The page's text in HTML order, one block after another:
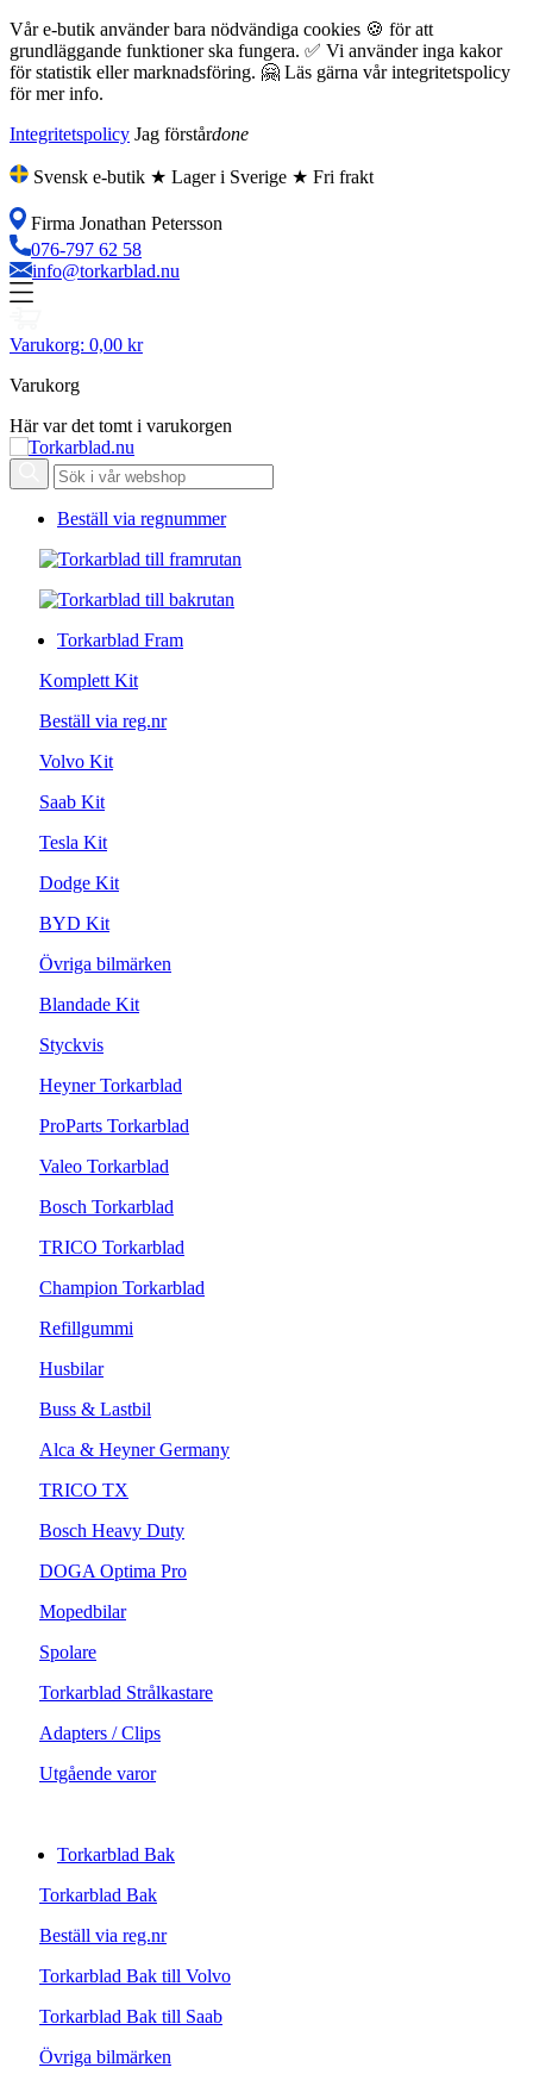
Vår e-butik använder bara nödvändiga cookies 🍪 för att
grundläggande funktioner ska fungera. ✅ Vi använder inga kakor
för statistik eller marknadsföring. 🤗 Läs gärna vår integritetspolicy
för mer info.
Integritetspolicy Jag förstårdone
Svensk e-butik ★ Lager i Sverige ★ Fri frakt
Firma Jonathan Petersson
076-797 62 58
info@torkarblad.nu
Varukorg: 0,00 kr
Varukorg
Här var det tomt i varukorgen
Beställ via regnummer
Torkarblad Fram
Komplett Kit
Beställ via reg.nr
Volvo Kit
Saab Kit
Tesla Kit
Dodge Kit
BYD Kit
Övriga bilmärken
Blandade Kit
Styckvis
Heyner Torkarblad
ProParts Torkarblad
Valeo Torkarblad
Bosch Torkarblad
TRICO Torkarblad
Champion Torkarblad
Refillgummi
Husbilar
Buss & Lastbil
Alca & Heyner Germany
TRICO TX
Bosch Heavy Duty
DOGA Optima Pro
Mopedbilar
Spolare
Torkarblad Strålkastare
Adapters / Clips
Utgående varor
Torkarblad Bak
Torkarblad Bak
Beställ via reg.nr
Torkarblad Bak till Volvo
Torkarblad Bak till Saab
Övriga bilmärken